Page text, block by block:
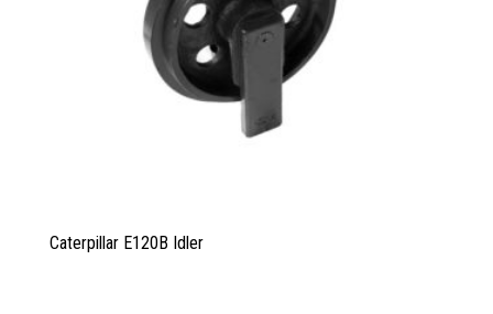
Caterpillar E120B Idler